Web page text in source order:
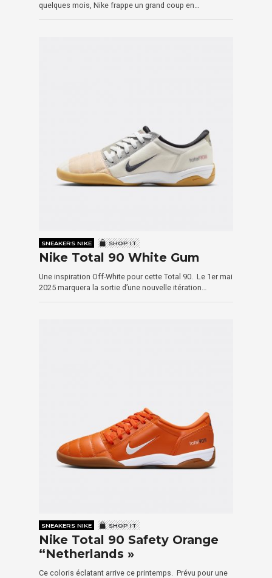
quelques mois, Nike frappe un grand coup en…
SNEAKERS NIKE SHOP IT
Nike Total 90 White Gum
Une inspiration Off-White pour cette Total 90. Le 1er mai
2025 marquera la sortie d’une nouvelle itération…
SNEAKERS NIKE SHOP IT
Nike Total 90 Safety Orange
“Netherlands »
Ce coloris éclatant arrive ce printemps. Prévu pour une